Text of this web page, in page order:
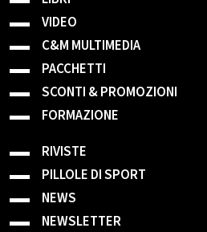
VIDEO
C&M MULTIMEDIA
PACCHETTI
SCONTI & PROMOZIONI
FORMAZIONE
RIVISTE
PILLOLE DI SPORT
NEWS
NEWSLETTER